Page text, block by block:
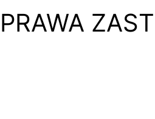
PRAWA